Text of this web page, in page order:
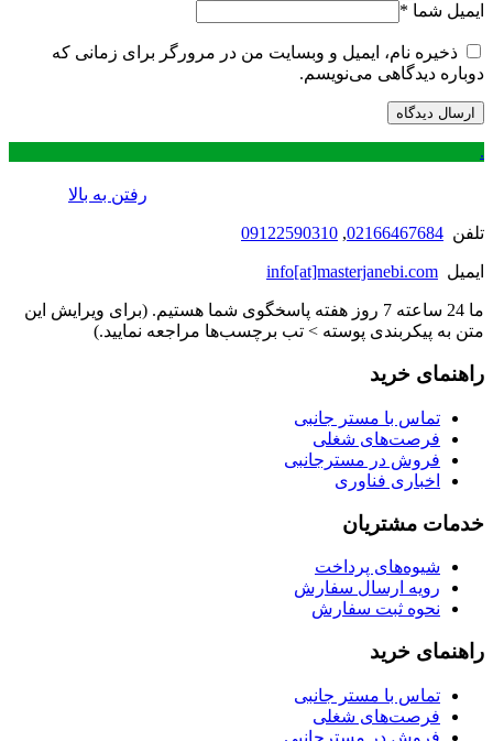
ایمیل شما *
ذخیره نام، ایمیل و وبسایت من در مرورگر برای زمانی که
دوباره دیدگاهی می‌نویسم.
.
رفتن به بالا
تلفن 02166467684
,
09122590310
ایمیل info[at]masterjanebi.com
ما 24 ساعته 7 روز هفته پاسخگوی شما هستیم. (برای ویرایش این
متن به پیکربندی پوسته > تب برچسب‌ها مراجعه نمایید.)
راهنمای خرید
تماس با مستر جانبی
فرصت‌های شغلی
فروش در مسترجانبی
اخباری فناوری
خدمات مشتریان
شیوه‌های پرداخت
رویه ارسال سفارش
نحوه ثبت سفارش
راهنمای خرید
تماس با مستر جانبی
فرصت‌های شغلی
فروش در مسترجانبی